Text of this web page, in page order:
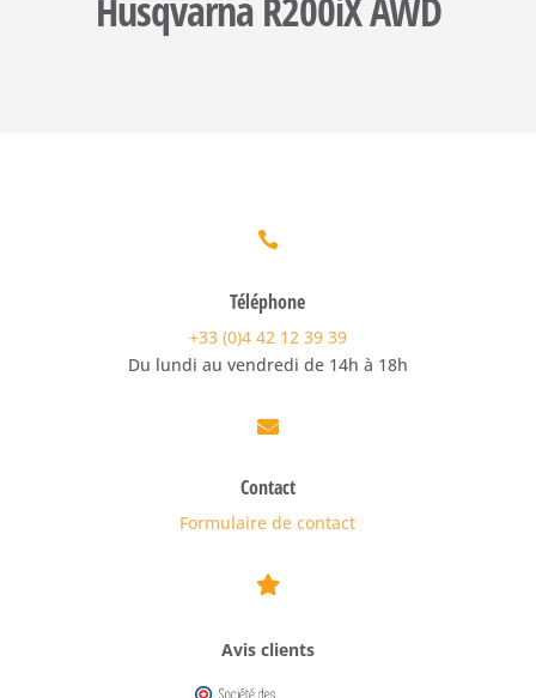
Husqvarna R200iX AWD

Téléphone
+33 (0)4 42 12 39 39
Du lundi au vendredi de 14h à 18h

Contact
Formulaire de contact

Avis clients